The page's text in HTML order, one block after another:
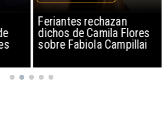
Feriantes rechazan
dichos de Camila Flores
sobre Fabiola Campillai